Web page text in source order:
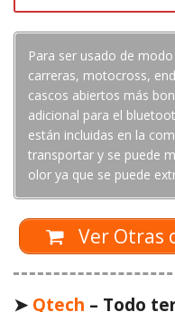
Para ser usado de
carreras, motocross,
cascos abiertos más
adicional para el
están incluidas en la
transportar y se puede
olor ya que se puede
Ver Otras
➤ Qtech – Todo